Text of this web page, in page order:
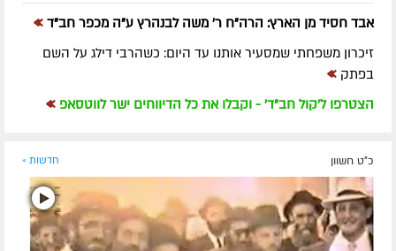
אבד חסיד מן הארץ: הרה"ח ר' משה לבנהרץ ע"ה מכפר חב"ד »
זיכרון משפחתי שמסעיר אותנו עד היום: כשהרבי דילג על השם
בפתק »
הצטרפו ל'קול חב"ד' - וקבלו את כל הדיווחים ישר לווטסאפ »
כ"ט חשוון חדשות »